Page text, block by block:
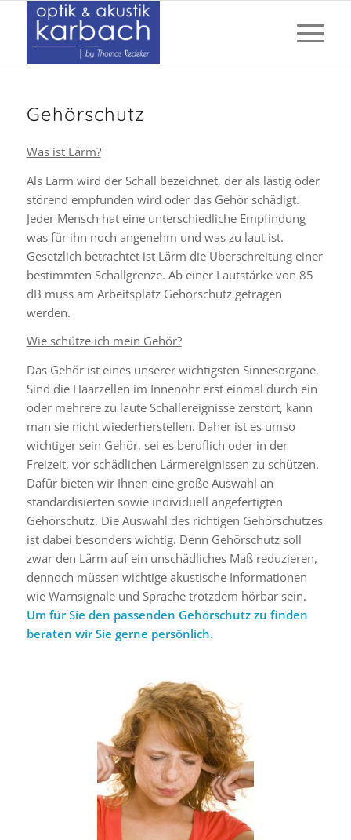
Gehörschutz
Was ist Lärm?
Als Lärm wird der Schall bezeichnet, der als lästig oder
störend empfunden wird oder das Gehör schädigt.
Jeder Mensch hat eine unterschiedliche Empfindung
was für ihn noch angenehm und was zu laut ist.
Gesetzlich betrachtet ist Lärm die Überschreitung einer
bestimmten Schallgrenze. Ab einer Lautstärke von 85
dB muss am Arbeitsplatz Gehörschutz getragen
werden.
Wie schütze ich mein Gehör?
Das Gehör ist eines unserer wichtigsten Sinnesorgane.
Sind die Haarzellen im Innenohr erst einmal durch ein
oder mehrere zu laute Schallereignisse zerstört, kann
man sie nicht wiederherstellen. Daher ist es umso
wichtiger sein Gehör, sei es beruflich oder in der
Freizeit, vor schädlichen Lärmereignissen zu schützen.
Dafür bieten wir Ihnen eine große Auswahl an
standardisierten sowie individuell angefertigten
Gehörschutz. Die Auswahl des richtigen Gehörschutzes
ist dabei besonders wichtig. Denn Gehörschutz soll
zwar den Lärm auf ein unschädliches Maß reduzieren,
dennoch müssen wichtige akustische Informationen
wie Warnsignale und Sprache trotzdem hörbar sein.
Um für Sie den passenden Gehörschutz zu finden
beraten wir Sie gerne persönlich.